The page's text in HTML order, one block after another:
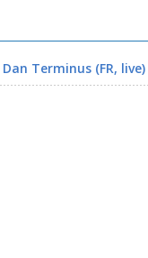
Terminus (FR, live)